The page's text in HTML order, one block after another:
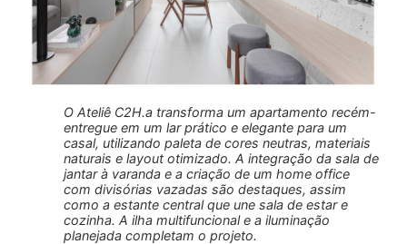
O Ateliê C2H.a transforma um apartamento recém-
entregue em um lar prático e elegante para um
casal, utilizando paleta de cores neutras, materiais
naturais e layout otimizado. A integração da sala de
jantar à varanda e a criação de um home office
com divisórias vazadas são destaques, assim
como a estante central que une sala de estar e
cozinha. A ilha multifuncional e a iluminação
planejada completam o projeto.